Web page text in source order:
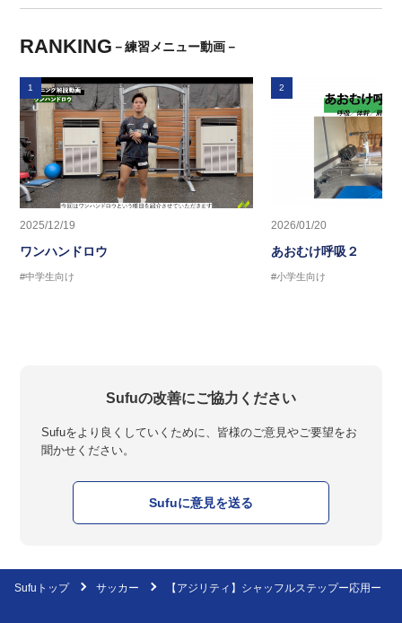
RANKING －練習メニュー動画－
1
2025/12/19
ワンハンドロウ
#中学生向け
2
2026/01/20
あおむけ呼吸２
#小学生向け
Sufuの改善にご協力ください
Sufuをより良くしていくために、皆様のご意見やご要望をお
聞かせください。
Sufuに意見を送る
Sufuトップ サッカー 【アジリティ】シャッフルステップー応用ー